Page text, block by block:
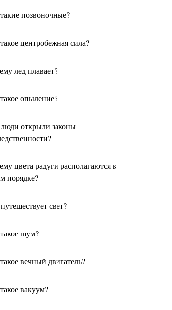
позвоночные?
центробежная сила?
лед плавает?
опыление?
открыли законы
цвета радуги располагаются в
порядке?
свет?
шум?
вечный двигатель?
вакуум?